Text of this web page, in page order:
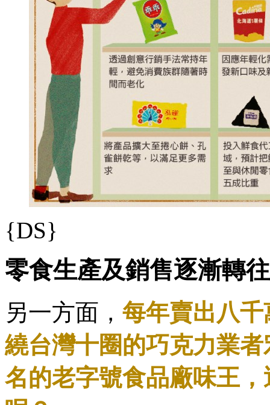
{DS}
零食生產及銷售逐漸轉
另一方面， 每年賣出八
繞台灣十圈的巧克力業
名的老字號食品廠味王